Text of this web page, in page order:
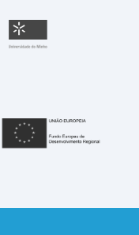
para a
Portuguesa